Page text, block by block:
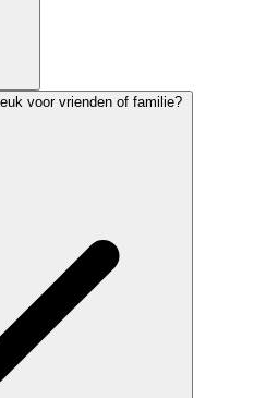
voor vrienden of familie?